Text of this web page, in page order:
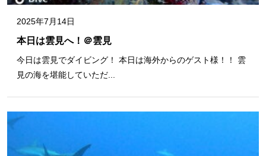
2025年7月14日
本日は雲見へ！＠雲見
今日は雲見でダイビング！ 本日は海外からのゲスト様！！ 雲
見の海を堪能していただ...